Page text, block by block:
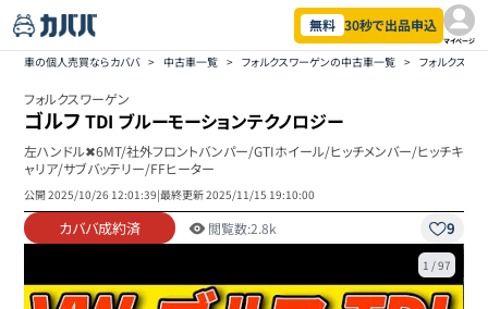
無料 30秒で出品申込
マイページ
車の個人売買ならカババ > 中古車一覧 > フォルクスワーゲンの中古車一覧 > フォルクスワ
フォルクスワーゲン
ゴルフ TDI ブルーモーションテクノロジー
左ハンドル✖︎6MT/社外フロントバンパー/GTIホイール/ヒッチメンバー/ヒッチキ
ャリア/サブバッテリー/FFヒーター
公開2025/10/26 12:01:39|最終更新2025/11/15 19:10:00
カババ成約済 閲覧数:2.8k 9
1 /97